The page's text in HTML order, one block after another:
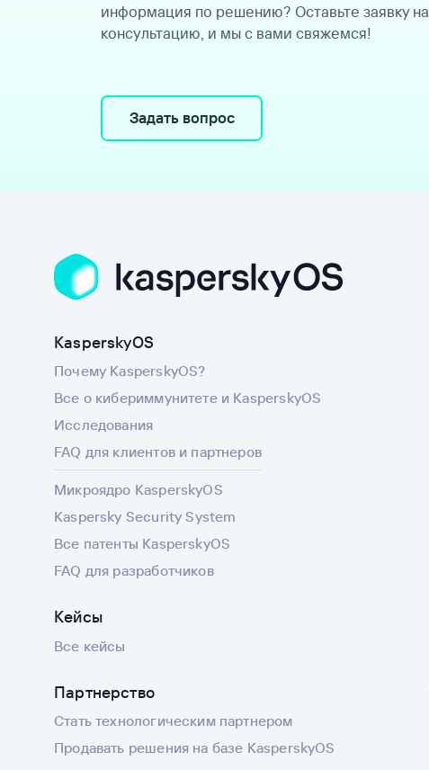
информация по решению? Оставьте заявку на
консультацию, и мы с вами свяжемся!
Задать вопрос
KasperskyOS
Почему KasperskyOS?
Все о кибериммунитете и KasperskyOS
Исследования
FAQ для клиентов и партнеров
Микроядро KasperskyOS
Kaspersky Security System
Все патенты KasperskyOS
FAQ для разработчиков
Кейсы
Все кейсы
Партнерство
Стать технологическим партнером
Продавать решения на базе KasperskyOS